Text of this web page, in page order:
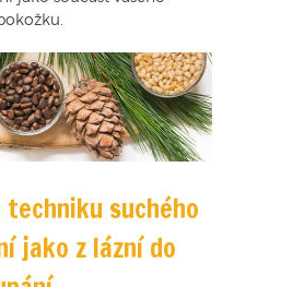
suchého
jako z lázní do